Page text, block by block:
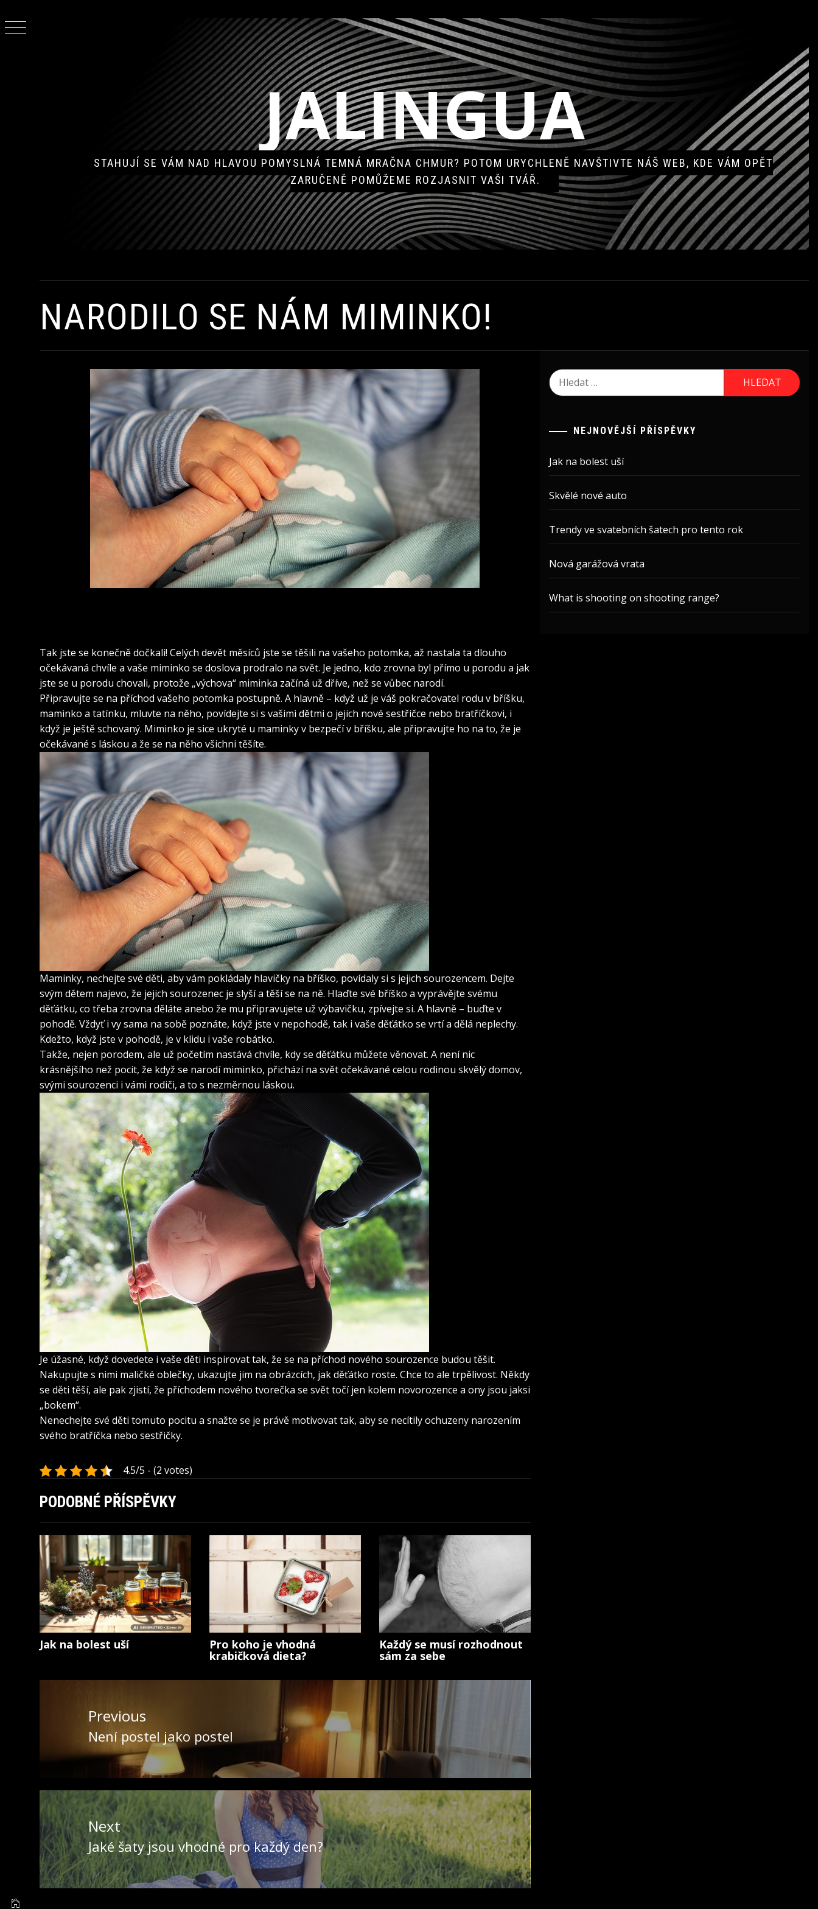
to
content
JALINGUA
STAHUJÍ SE VÁM NAD HLAVOU POMYSLNÁ TEMNÁ MRAČNA CHMUR? POTOM URYCHLENĚ NAVŠTIVTE NÁŠ WEB, KDE VÁM OPĚT
ZARUČENĚ POMŮŽEME ROZJASNIT VAŠI TVÁŘ.
NARODILO SE NÁM MIMINKO!
Tak jste se konečně dočkali! Celých devět měsíců jste se těšili na vašeho potomka, až nastala ta dlouho
očekávaná chvíle a vaše miminko se doslova prodralo na svět. Je jedno, kdo zrovna byl přímo u porodu a jak
jste se u porodu chovali, protože „výchova“ miminka začíná už dříve, než se vůbec narodí.
Připravujte se na příchod vašeho potomka postupně. A hlavně – když už je váš pokračovatel rodu v bříšku,
maminko a tatínku, mluvte na něho, povídejte si s vašimi dětmi o jejich nové sestřičce nebo bratříčkovi, i
když je ještě schovaný. Miminko je sice ukryté u maminky v bezpečí v bříšku, ale připravujte ho na to, že je
očekávané s láskou a že se na něho všichni těšíte.
Maminky, nechejte své děti, aby vám pokládaly hlavičky na bříško, povídaly si s jejich sourozencem. Dejte
svým dětem najevo, že jejich sourozenec je slyší a těší se na ně. Hlaďte své bříško a vyprávějte svému
děťátku, co třeba zrovna děláte anebo že mu připravujete už výbavičku, zpívejte si. A hlavně – buďte v
pohodě. Vždyť i vy sama na sobě poznáte, když jste v nepohodě, tak i vaše děťátko se vrtí a dělá neplechy.
Kdežto, když jste v pohodě, je v klidu i vaše robátko.
Takže, nejen porodem, ale už početím nastává chvíle, kdy se děťátku můžete věnovat. A není nic
krásnějšího než pocit, že když se narodí miminko, přichází na svět očekávané celou rodinou skvělý domov,
svými sourozenci i vámi rodiči, a to s nezměrnou láskou.
Je úžasné, když dovedete i vaše děti inspirovat tak, že se na příchod nového sourozence budou těšit.
Nakupujte s nimi maličké oblečky, ukazujte jim na obrázcích, jak děťátko roste. Chce to ale trpělivost. Někdy
se děti těší, ale pak zjistí, že příchodem nového tvorečka se svět točí jen kolem novorozence a ony jsou jaksi
„bokem“.
Nenechejte své děti tomuto pocitu a snažte se je právě motivovat tak, aby se necítily ochuzeny narozením
svého bratříčka nebo sestřičky.
4.5/5 - (2 votes)
PODOBNÉ PŘÍSPĚVKY
Jak na bolest uší Pro koho je vhodná
krabičková dieta?
Každý se musí rozhodnout
sám za sebe
příspěvekPrevious
Previous
post:
Není postel jako postel
Next
Next
post:
Jaké šaty jsou vhodné pro každý den?
Vyhledávání
NEJNOVĚJŠÍ PŘÍSPĚVKY
Jak na bolest uší
Skvělé nové auto
Trendy ve svatebních šatech pro tento rok
Nová garážová vrata
What is shooting on shooting range?